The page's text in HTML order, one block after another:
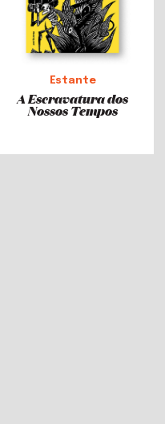
Estante
A Escravatura dos
Nossos Tempos